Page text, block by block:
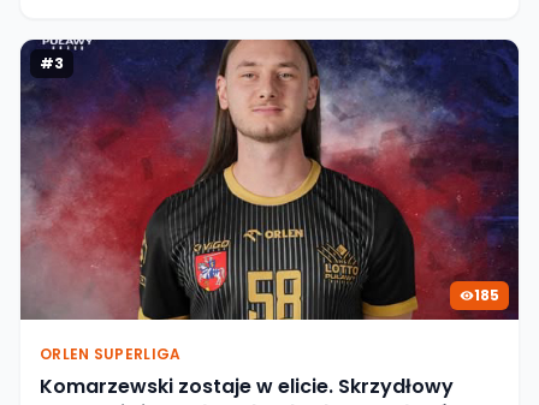
#3
185
ORLEN SUPERLIGA
Komarzewski zostaje w elicie. Skrzydłowy